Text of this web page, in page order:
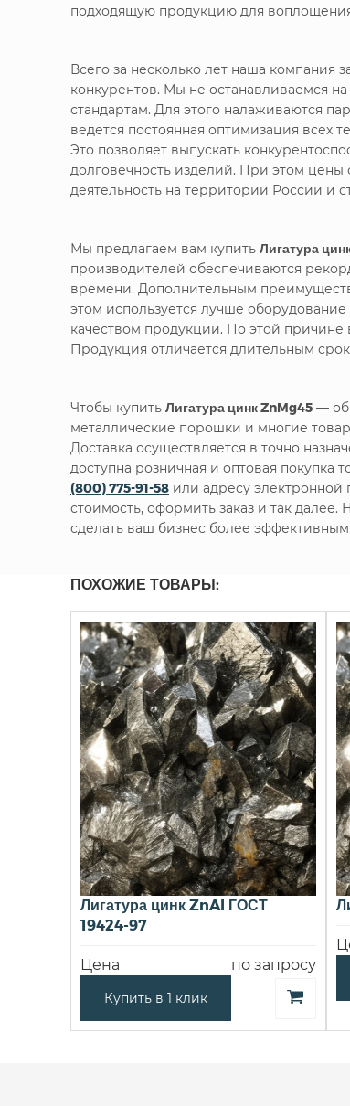
подходящую продукцию для
Всего за несколько лет наша
конкурентов. Мы не останавливаемся
стандартам. Для этого налаживаются
ведется постоянная оптимизация всех
Это позволяет выпускать
долговечность изделий. При этом цены
деятельность на территории России и
Мы предлагаем вам купить Лигатура
производителей обеспечиваются
времени. Дополнительным
этом используется лучше
качеством продукции. По этой
Продукция отличается длительным
Чтобы купить Лигатура цинк ZnMg45 —
металлические порошки и многие
Доставка осуществляется в точно
доступна розничная и оптовая
(800) 775-91-58 или адресу электронной
стоимость, оформить заказ и так
сделать ваш бизнес более
ПОХОЖИЕ ТОВАРЫ:
Лигатура цинк ZnAl ГОСТ
19424-97
Цена по запросу
Купить в 1 клик